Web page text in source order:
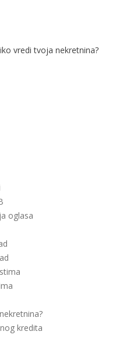
vredi tvoja nekretnina?
oglasa
kredita